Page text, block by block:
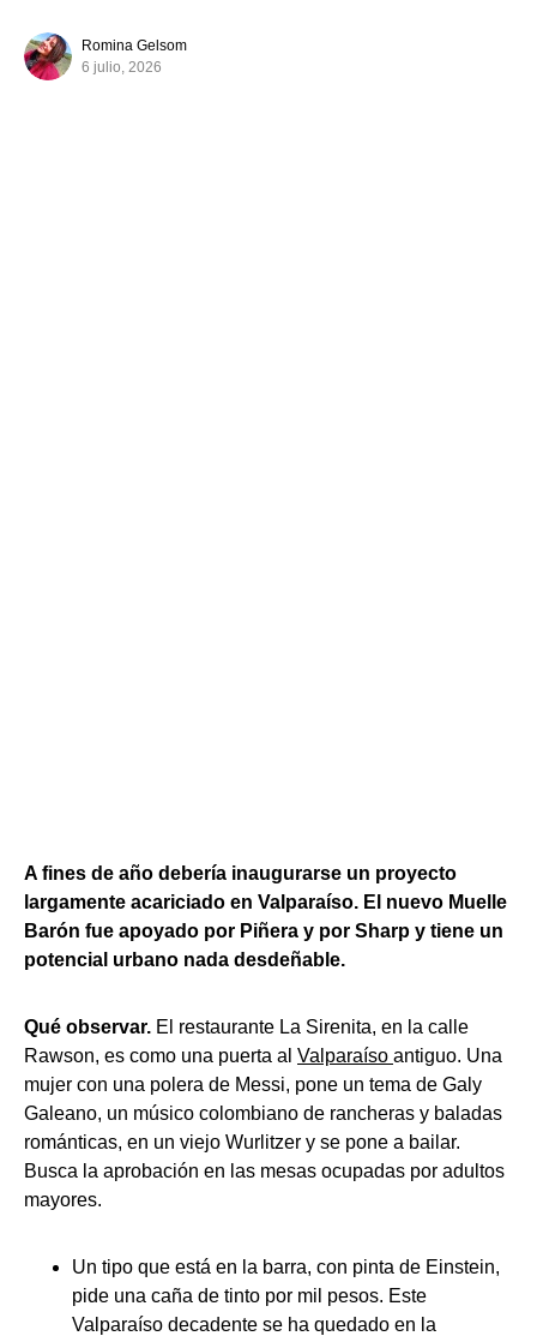
Romina Gelsom
6 julio, 2026
A fines de año debería inaugurarse un proyecto
largamente acariciado en Valparaíso. El nuevo Muelle
Barón fue apoyado por Piñera y por Sharp y tiene un
potencial urbano nada desdeñable.
Qué observar. El restaurante La Sirenita, en la calle
Rawson, es como una puerta al Valparaíso antiguo. Una
mujer con una polera de Messi, pone un tema de Galy
Galeano, un músico colombiano de rancheras y baladas
románticas, en un viejo Wurlitzer y se pone a bailar.
Busca la aprobación en las mesas ocupadas por adultos
mayores.
Un tipo que está en la barra, con pinta de Einstein,
pide una caña de tinto por mil pesos. Este
Valparaíso decadente se ha quedado en la